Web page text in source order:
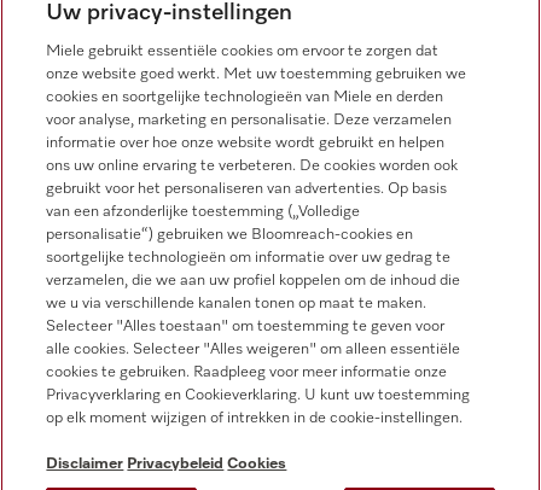
Disclaimer
Algemene voorwaarden en informatie
Privacybeleid
Gebruiksvoorwaarden
Toegankelijkheidsverklaring
Digital Services Act
Miele op Instagram
Miele op Facebook
Miele op Youtube
Uw privacy-instellingen
Miele gebruikt essentiële cookies om ervoor te zorgen dat
onze website goed werkt. Met uw toestemming gebruiken we
cookies en soortgelijke technologieën van Miele en derden
voor analyse, marketing en personalisatie. Deze verzamelen
informatie over hoe onze website wordt gebruikt en helpen
ons uw online ervaring te verbeteren. De cookies worden ook
gebruikt voor het personaliseren van advertenties. Op basis
van een afzonderlijke toestemming („Volledige
personalisatie“) gebruiken we Bloomreach-cookies en
soortgelijke technologieën om informatie over uw gedrag te
verzamelen, die we aan uw profiel koppelen om de inhoud die
we u via verschillende kanalen tonen op maat te maken.
Selecteer "Alles toestaan" om toestemming te geven voor
alle cookies. Selecteer "Alles weigeren" om alleen essentiële
cookies te gebruiken. Raadpleeg voor meer informatie onze
Privacyverklaring en Cookieverklaring. U kunt uw toestemming
op elk moment wijzigen of intrekken in de cookie-instellingen.
Disclaimer Privacybeleid Cookies